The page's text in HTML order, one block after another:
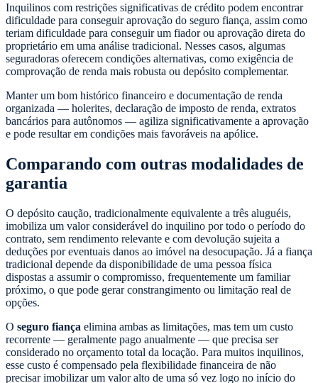
Inquilinos com restrições significativas de crédito podem encontrar
dificuldade para conseguir aprovação do seguro fiança, assim como
teriam dificuldade para conseguir um fiador ou aprovação direta do
proprietário em uma análise tradicional. Nesses casos, algumas
seguradoras oferecem condições alternativas, como exigência de
comprovação de renda mais robusta ou depósito complementar.
Manter um bom histórico financeiro e documentação de renda
organizada — holerites, declaração de imposto de renda, extratos
bancários para autônomos — agiliza significativamente a aprovação
e pode resultar em condições mais favoráveis na apólice.
Comparando com outras modalidades de
garantia
O depósito caução, tradicionalmente equivalente a três aluguéis,
imobiliza um valor considerável do inquilino por todo o período do
contrato, sem rendimento relevante e com devolução sujeita a
deduções por eventuais danos ao imóvel na desocupação. Já a fiança
tradicional depende da disponibilidade de uma pessoa física
dispostas a assumir o compromisso, frequentemente um familiar
próximo, o que pode gerar constrangimento ou limitação real de
opções.
O seguro fiança elimina ambas as limitações, mas tem um custo
recorrente — geralmente pago anualmente — que precisa ser
considerado no orçamento total da locação. Para muitos inquilinos,
esse custo é compensado pela flexibilidade financeira de não
precisar imobilizar um valor alto de uma só vez logo no início do